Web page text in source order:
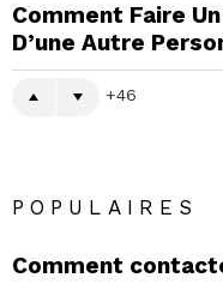
Comment Faire
D’une Autre
46
POPULAIRES
Comment